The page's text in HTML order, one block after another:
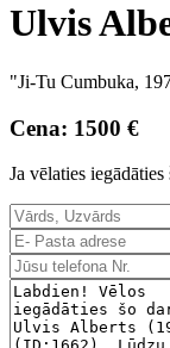
Ulvis
"Ji-Tu Cumbuka,
Cena: 1500 €
Ja vēlaties